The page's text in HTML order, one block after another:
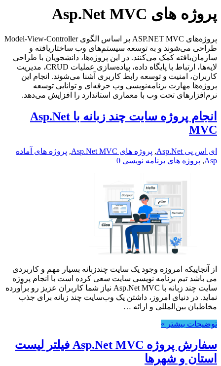
پروژه های Asp.Net MVC
پروژه‌های ASP.NET MVC بر اساس الگوی Model-View-Controller
طراحی می‌شوند و به توسعه سیستم‌های وب ساختاریافته و
سازمان‌یافته کمک می‌کنند. در این پروژه‌ها، دانشجویان با طراحی
لایه‌ها، ارتباط با پایگاه داده، پیاده‌سازی عملیات CRUD، مدیریت
کاربران، امنیت و توسعه رابط کاربری آشنا می‌شوند. انجام این
پروژه‌ها مهارت برنامه‌نویسی وب حرفه‌ای و توانایی توسعه
نرم‌افزارهای تحت وب با معماری استاندارد را افزایش می‌دهد.
انجام پروژه سایت چند زبانه با Asp.Net
MVC
ای اس پی Asp.Net , پروژه های Asp.Net MVC , پروژه های آماده
Asp
, پروژه های برنامه نویسی 0
از آنجاییکه امروزه وجود یک سایت چندزبانه بسیار مهم و کاربردی
می باشد تیم برنامه نویسی سایت سعی کرده است با انجام پروژه
سایت چند زبانه با Asp.Net MVC نیاز شما کاربران عزیز رو برآورده
نماید. در دنیای امروز، داشتن یک وب‌سایت چند زبانه برای جذب
مخاطبان بین‌المللی و ارائه …
توضیحات بیشتر »
سفارش پروژه Asp.Net MVC فیلتر لیست
استان و شهرها